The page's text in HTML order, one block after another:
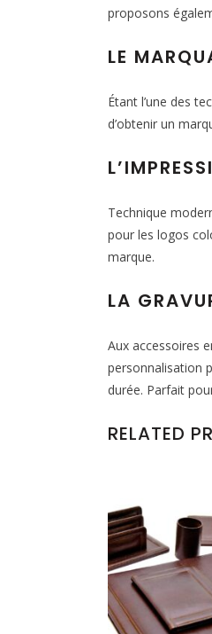
proposons
LE
Étant l’une des
d’obtenir un
Technique
pour les logos
marque.
LA
Aux accessoires
personnalisation
durée. Parfait
RELATED